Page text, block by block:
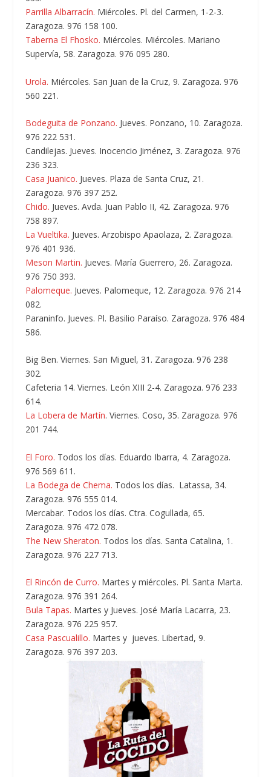
Parrilla Albarracín. Miércoles. Pl. del Carmen, 1-2-3.
Zaragoza. 976 158 100.
Taberna El Fhosko. Miércoles. Miércoles. Mariano
Supervía, 58. Zaragoza. 976 095 280.
Urola. Miércoles. San Juan de la Cruz, 9. Zaragoza. 976
560 221.
Bodeguita de Ponzano. Jueves. Ponzano, 10. Zaragoza.
976 222 531.
Candilejas. Jueves. Inocencio Jiménez, 3. Zaragoza. 976
236 323.
Casa Juanico. Jueves. Plaza de Santa Cruz, 21.
Zaragoza. 976 397 252.
Chido. Jueves. Avda. Juan Pablo II, 42. Zaragoza. 976
758 897.
La Vueltika. Jueves. Arzobispo Apaolaza, 2. Zaragoza.
976 401 936.
Meson Martin. Jueves. María Guerrero, 26. Zaragoza.
976 750 393.
Palomeque. Jueves. Palomeque, 12. Zaragoza. 976 214
082.
Paraninfo. Jueves. Pl. Basilio Paraíso. Zaragoza. 976 484
586.
Big Ben.Viernes. San Miguel, 31. Zaragoza. 976 238
302.
Cafeteria 14. Viernes. León XIII 2-4. Zaragoza. 976 233
614.
La Lobera de Martín. Viernes. Coso, 35. Zaragoza. 976
201 744.
El Foro. Todos los días. Eduardo Ibarra, 4. Zaragoza.
976 569 611.
La Bodega de Chema. Todos los días. Latassa, 34.
Zaragoza. 976 555 014.
Mercabar. Todos los días. Ctra. Cogullada, 65.
Zaragoza. 976 472 078.
The New Sheraton. Todos los días. Santa Catalina, 1.
Zaragoza. 976 227 713.
El Rincón de Curro. Martes y miércoles. Pl. Santa Marta.
Zaragoza. 976 391 264.
Bula Tapas. Martes y Jueves. José María Lacarra, 23.
Zaragoza. 976 225 957.
Casa Pascualillo. Martes y jueves. Libertad, 9.
Zaragoza. 976 397 203.